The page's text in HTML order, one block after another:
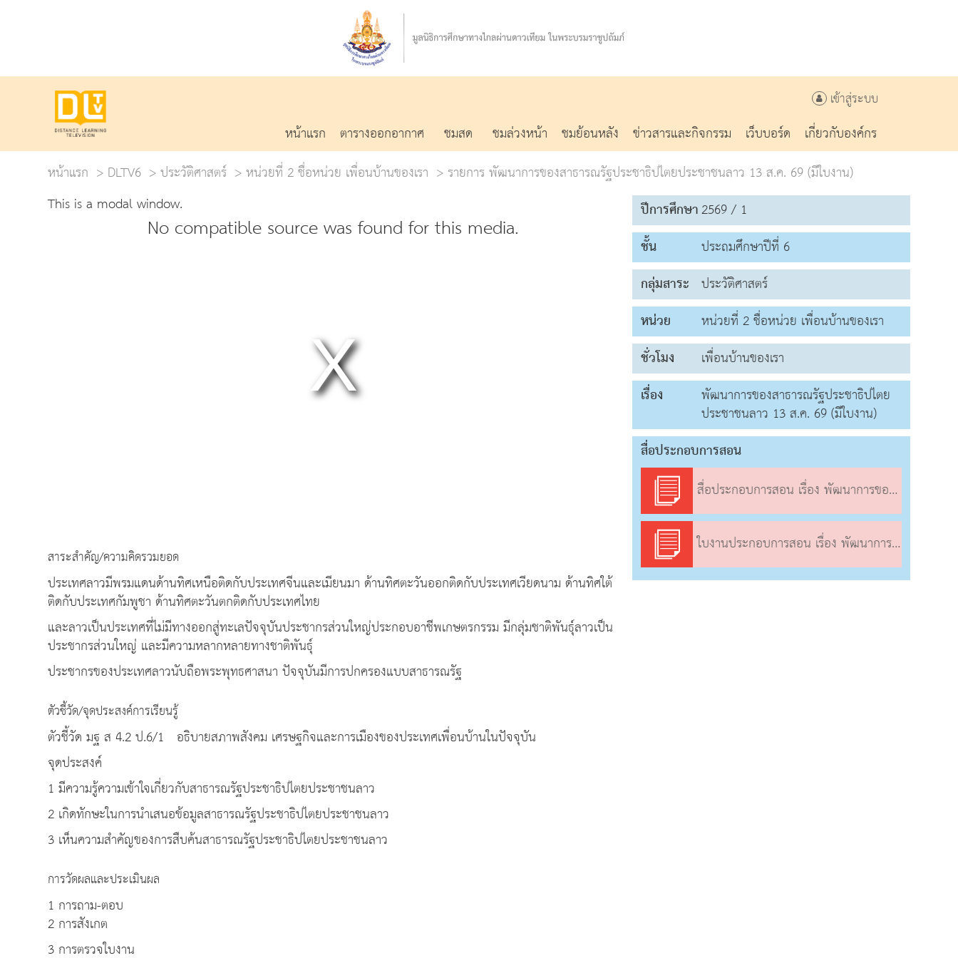
เข้าสู่ระบบ
หน้าแรก ตารางออกอากาศ ชมสด ชมล่วงหน้า ชมย้อนหลัง ข่าวสารและกิจกรรม เว็บบอร์ด
เกี่ยวกับองค์กร
หน้าแรก
DLTV6 ประวัติศาสตร์ หน่วยที่ 2 ชื่อหน่วย เพื่อนบ้านของเรา
รายการ พัฒนาการของสาธารณรัฐประชาธิปไตยประชาชนลาว 13 ส.ค. 69 (มีใบงาน)
This is a modal window.
No compatible source was found for this media.
สาระสำคัญ/ความคิดรวมยอด
ประเทศลาวมีพรมแดนด้านทิศเหนือติดกับประเทศจีนและเมียนมา ด้านทิศตะวันออกติดกับประเทศเวียดนาม ด้านทิศใต้
ติดกับประเทศกัมพูชา ด้านทิศตะวันตกติดกับประเทศไทย
และลาวเป็นประเทศที่ไม่มีทางออกสู่ทะเลปัจจุบันประชากรส่วนใหญ่ประกอบอาชีพเกษตรกรรม มีกลุ่มชาติพันธุ์ลาวเป็น
ประชากรส่วนใหญ่ และมีความหลากหลายทางชาติพันธุ์
ประชากรของประเทศลาวนับถือพระพุทธศาสนา ปัจจุบันมีการปกครองแบบสาธารณรัฐ
ตัวชี้วัด/จุดประสงค์การเรียนรู้
ตัวชี้วัด มฐ ส 4.2 ป.6/1 อธิบายสภาพสังคม เศรษฐกิจและการเมืองของประเทศเพื่อนบ้านในปัจจุบัน
จุดประสงค์
1 มีความรู้ความเข้าใจเกี่ยวกับสาธารณรัฐประชาธิปไตยประชาชนลาว
2 เกิดทักษะในการนำเสนอข้อมูลสาธารณรัฐประชาธิปไตยประชาชนลาว
3 เห็นความสำคัญของการสืบค้นสาธารณรัฐประชาธิปไตยประชาชนลาว
การวัดผลและประเมินผล
1 การถาม-ตอบ
2 การสังเกต
3 การตรวจใบงาน
ปีการศึกษา2569 / 1
ชั้น
ประถมศึกษาปีที่ 6
กลุ่มสาระ ประวัติศาสตร์
หน่วย
หน่วยที่ 2 ชื่อหน่วย เพื่อนบ้านของเรา
ชั่วโมง
เพื่อนบ้านของเรา
เรื่อง
พัฒนาการของสาธารณรัฐประชาธิปไตย
ประชาชนลาว 13 ส.ค. 69 (มีใบงาน)
สื่อประกอบการสอน
สื่อประกอบการสอน เรื่อง พัฒนาการของสาธารณรัฐประชาธิปไตยประชาชนลาว
ใบงานประกอบการสอน เรื่อง พัฒนาการของสาธารณรัฐประชาธิปไตยประชาชนลาว